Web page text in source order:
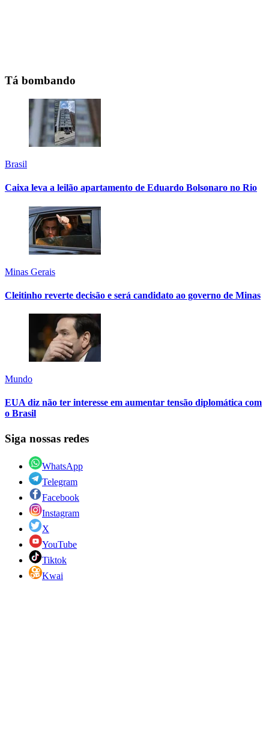
Tá bombando
Brasil
Caixa leva a leilão apartamento de Eduardo Bolsonaro no Rio
Minas Gerais
Cleitinho reverte decisão e será candidato ao governo de Minas
Mundo
EUA diz não ter interesse em aumentar tensão diplomática com
o Brasil
Siga nossas redes
WhatsApp
Telegram
Facebook
Instagram
X
YouTube
Tiktok
Kwai